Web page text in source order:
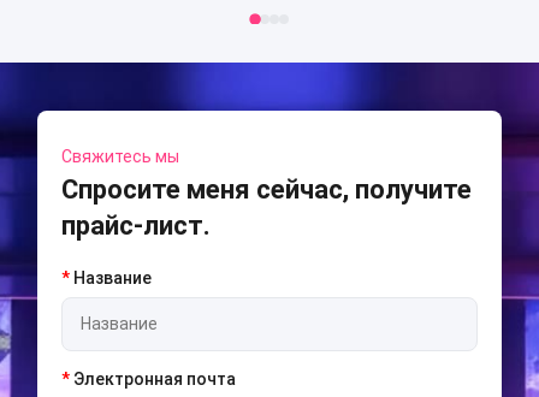
Свяжитесь мы
Спросите меня сейчас, получите
прайс-лист.
* Название
* Электронная почта